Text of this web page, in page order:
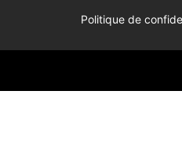
Politique de